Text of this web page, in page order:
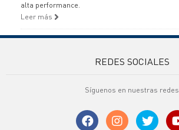
alta performance.
Leer más
REDES SOCIALES
Síguenos en nuestras redes